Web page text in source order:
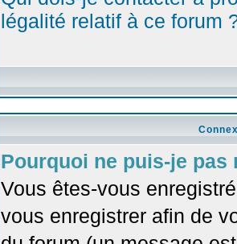
légalité relatif à ce forum
Pourquoi ne puis-je pas
Vous êtes-vous
vous enregistrer afin de